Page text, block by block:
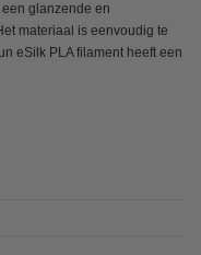
glanzende en
materiaal is eenvoudig te
eSilk PLA filament heeft een